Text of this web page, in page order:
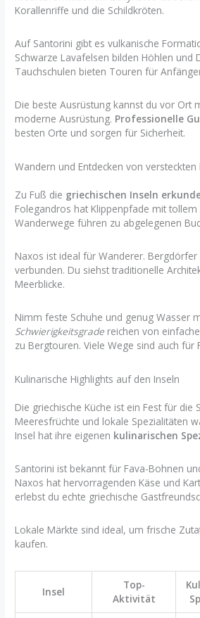
Korallenriffe und die Schildkröten.
Auf Santorini gibt es vulkanische
Schwarze Lavafelsen bilden Höhlen und
Tauchschulen bieten Touren für
Die beste Ausrüstung kannst du vor Ort
moderne Ausrüstung. Professionelle
besten Orte und sorgen für Sicherheit.
Wandern und Entdecken von versteckten
Zu Fuß die griechischen Inseln
Folegandros hat Klippenpfade mit tollem
Wanderwege führen zu abgelegenen
Naxos ist ideal für Wanderer. Bergdörfer
verbunden. Du siehst traditionelle
Meerblicke.
Nimm feste Schuhe und genug Wasser
Schwierigkeitsgrade reichen von
zu Bergtouren. Viele Wege sind auch für
Kulinarische Highlights auf den Inseln
Die griechische Küche ist ein Fest für die
Meeresfrüchte und lokale Spezialitäten
Insel hat ihre eigenen kulinarischen
Santorini ist bekannt für Fava-Bohnen
Naxos hat hervorragenden Käse und
erlebst du echte griechische
Lokale Märkte sind ideal, um frische
kaufen.
Insel
Top-
Aktivität